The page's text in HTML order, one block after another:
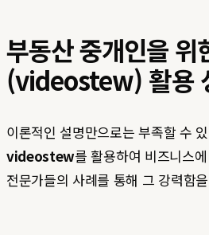
부동산 중개인을 위
(videostew) 활용
이론적인 설명만으로는 부족할 수
videostew를 활용하여 비즈니스
전문가들의 사례를 통해 그 강력함